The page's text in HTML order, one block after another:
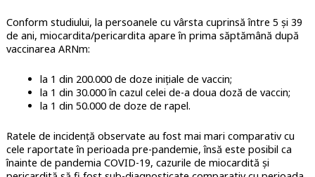
Conform studiului, la persoanele cu vârsta cuprinsă între 5 și 39
de ani, miocardita/pericardita apare în prima săptămână după
vaccinarea ARNm:
la 1 din 200.000 de doze inițiale de vaccin;
la 1 din 30.000 în cazul celei de-a doua doză de vaccin;
la 1 din 50.000 de doze de rapel.
Ratele de incidență observate au fost mai mari comparativ cu
cele raportate în perioada pre-pandemie, însă este posibil ca
înainte de pandemia COVID-19, cazurile de miocardită și